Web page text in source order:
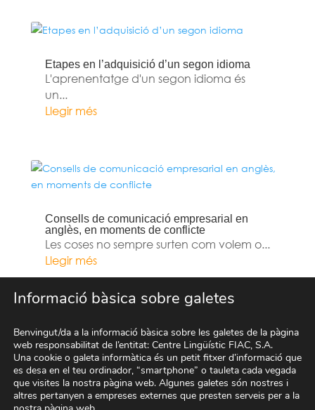
Etapes en l’adquisició d’un segon idioma
L'aprenentatge d'un segon idioma és
un...
Llegir més
Consells de comunicació empresarial en
anglès, en moments de conflicte
Les coses no sempre surten com volem o...
Llegir més
Informació bàsica sobre galetes
Benvingut/da a la informació bàsica sobre les galetes de la pàgina
web responsabilitat de l’entitat: Centre Lingüístic FIAC, S.A.
Una cookie o galeta informàtica és un petit fitxer d’informació que
es desa en el teu ordinador, “smartphone” o tauleta cada vegada
que visites la nostra pàgina web. Algunes galetes són nostres i
altres pertanyen a empreses externes que presten serveis per a la